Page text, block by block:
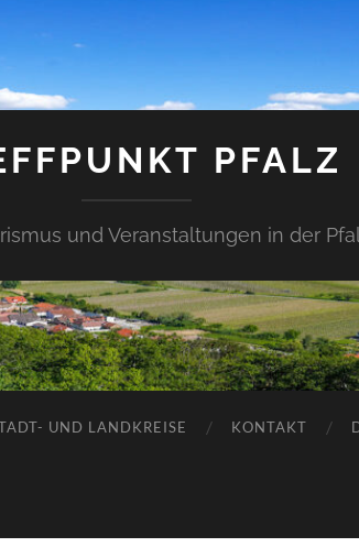
PFALZ
und Veranstaltungen in der
UND LANDKREISE KONTAKT